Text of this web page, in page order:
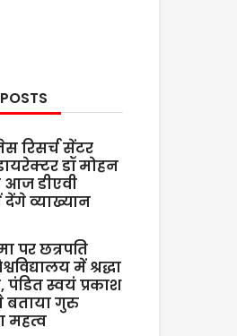
रिसर्च सेंटर
डॉ मोहन
आज डीएवी
व्याख्यान
पर छत्रपति
में श्रद्धा
पंडित स्वयं प्रकाश
बताया गुरु
महत्व